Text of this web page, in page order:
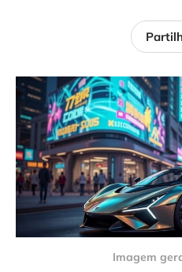
Imagem